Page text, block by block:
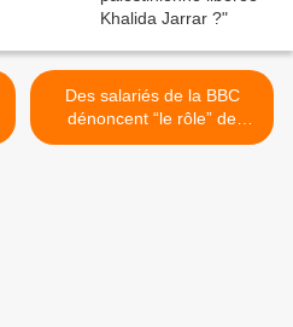
Des salariés de la BBC
dénoncent “le rôle” de
blanchiment des crimes de